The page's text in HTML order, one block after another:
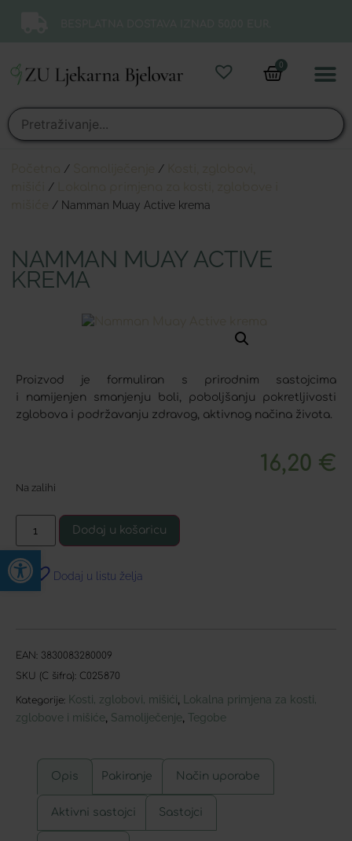
Open toolbar
0
/ /
/
/ Namman Muay Active krema
NAMMAN MUAY ACTIVE
KREMA
Proizvod je formuliran s prirodnim sastojcima
i namijenjen smanjenju boli, poboljšanju pokretljivosti
zglobova i podržavanju zdravog, aktivnog načina života.
16,20 €
Na zalihi
Dodaj u košaricu
Dodaj u listu želja
EAN: 3830083280009
SKU (C šifra): C025870
Kategorije: Kosti, zglobovi, mišići Lokalna primjena za kosti,
zglobove i mišiće Samoliječenje Tegobe
Opis Pakiranje Način uporabe
Aktivni sastojci Sastojci